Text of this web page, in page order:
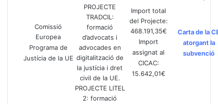
Comissió
Europea
Programa de
Justícia de la UE
PROJECTE
TRADCIL:
formació
d’advocats i
advocades en
digitalització de
la justícia i dret
civil de la UE.
Import total
del Projecte:
468.191,35€
Import
assignat al
CICAC:
15.642,01€
Carta de la
atorgant la
subvenció
PROJECTE LITEL
2: formació